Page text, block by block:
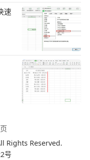
速
Rights Reserved.
号